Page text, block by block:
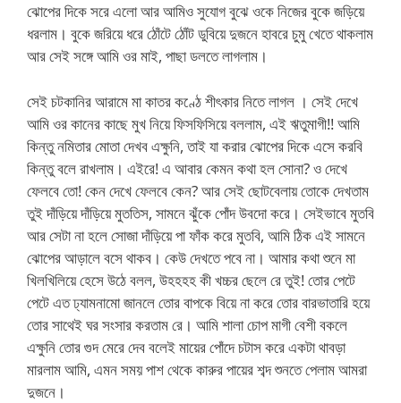
ঝোপের দিকে সরে এলো আর আমিও সুযোগ বুঝে ওকে নিজের বুকে জড়িয়ে
ধরলাম। বুকে জরিয়ে ধরে ঠোঁটে ঠোঁট ডুবিয়ে দুজনে হাবরে চুমু খেতে থাকলাম
আর সেই সঙ্গে আমি ওর মাই, পাছা ডলতে লাগলাম।
সেই চটকানির আরামে মা কাতর কণ্ঠে শীৎকার নিতে লাগল । সেই দেখে
আমি ওর কানের কাছে মুখ নিয়ে ফিসফিসিয়ে বললাম, এই ঋতুমাগী!! আমি
কিন্তু নমিতার মোতা দেখব এক্ষুনি, তাই যা করার ঝোপের দিকে এসে করবি
কিন্তু বলে রাখলাম। এইরে! এ আবার কেমন কথা হল সোনা? ও দেখে
ফেলবে তো! কেন দেখে ফেলবে কেন? আর সেই ছোটবেলায় তোকে দেখতাম
তুই দাঁড়িয়ে দাঁড়িয়ে মুততিস, সামনে ঝুঁকে পোঁদ উবদো করে। সেইভাবে মুতবি
আর সেটা না হলে সোজা দাঁড়িয়ে পা ফাঁক করে মুতবি, আমি ঠিক এই সামনে
ঝোপের আড়ালে বসে থাকব। কেউ দেখতে পবে না। আমার কথা শুনে মা
খিলখিলিয়ে হেসে উঠে বলল, উহহহহ কী খচ্চর ছেলে রে তুই! তোর পেটে
পেটে এত ঢ্যামনামো জানলে তোর বাপকে বিয়ে না করে তোর বারভাতারি হয়ে
তোর সাথেই ঘর সংসার করতাম রে। আমি শালা চোপ মাগী বেশী বকলে
এক্ষুনি তোর গুদ মেরে দেব বলেই মায়ের পোঁদে চটাস করে একটা থাবড়া
মারলাম আমি, এমন সময় পাশ থেকে কারুর পায়ের শব্দ শুনতে পেলাম আমরা
দুজনে।